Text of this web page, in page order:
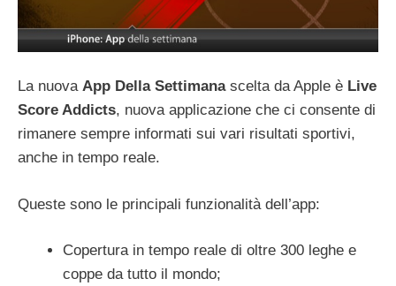
La nuova App Della Settimanascelta da Apple è Live
Score Addicts, nuova applicazione che ci consente di
rimanere sempre informati sui vari risultati sportivi,
anche in tempo reale.
Queste sono le principali funzionalità dell’app:
Copertura in tempo reale di oltre 300 leghe e
coppe da tutto il mondo;